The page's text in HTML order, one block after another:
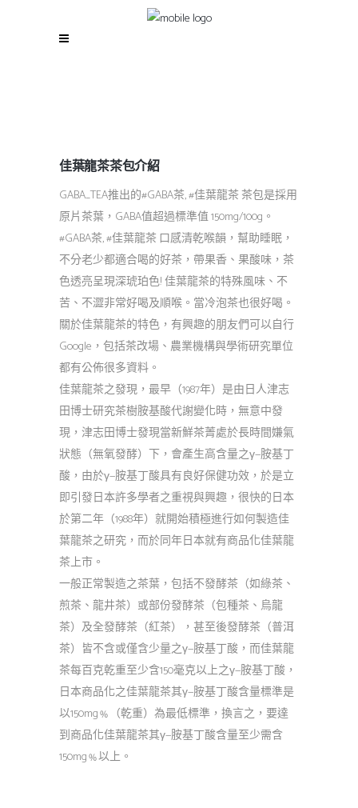
佳葉龍茶茶包介紹
GABA_TEA推出的#GABA茶, #佳葉龍茶 茶包是採用
原片茶葉，GABA值超過標準值 150mg/100g。
#GABA茶, #佳葉龍茶 口感清乾喉韻，幫助睡眠，
不分老少都適合喝的好茶，帶果香、果酸味，茶
色透亮呈現深琥珀色! 佳葉龍茶的特殊風味、不
苦、不澀非常好喝及順喉。當冷泡茶也很好喝。
關於佳葉龍茶的特色，有興趣的朋友們可以自行
Google，包括茶改場、農業機構與學術研究單位
都有公佈很多資料。
佳葉龍茶之發現，最早（1987年）是由日人津志
田博士研究茶樹胺基酸代謝變化時，無意中發
現，津志田博士發現當新鮮茶菁處於長時間嫌氣
狀態（無氧發酵）下，會產生高含量之γ—胺基丁
酸，由於γ—胺基丁酸具有良好保健功效，於是立
即引發日本許多學者之重視與興趣，很快的日本
於第二年（1988年）就開始積極進行如何製造佳
葉龍茶之研究，而於同年日本就有商品化佳葉龍
茶上市。
一般正常製造之茶葉，包括不發酵茶（如綠茶、
煎茶、龍井茶）或部份發酵茶（包種茶、烏龍
茶）及全發酵茶（紅茶），甚至後發酵茶（普洱
茶）皆不含或僅含少量之γ—胺基丁酸，而佳葉龍
茶每百克乾重至少含150毫克以上之γ—胺基丁酸，
日本商品化之佳葉龍茶其γ—胺基丁酸含量標準是
以150mg﹪（乾重）為最低標準，換言之，要達
到商品化佳葉龍茶其γ—胺基丁酸含量至少需含
150mg﹪以上。